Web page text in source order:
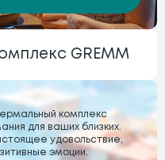
GREMM
комплекс
для ваших близких.
удовольствие,
эмоции.